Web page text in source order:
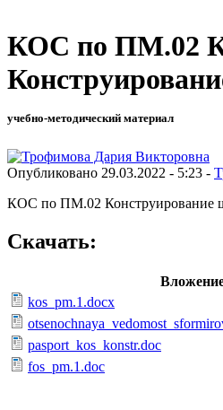
КОС по ПМ.02
учебно-методический материал
Опубликовано 29.03.2022 - 5:23 -
КОС по ПМ.02 Конструирование
Скачать:
kos_pm.1.docx
pasport_kos_konstr.doc
fos_pm.1.doc